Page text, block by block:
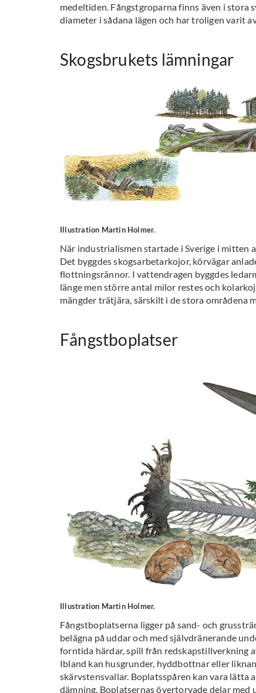
medeltiden. Fångstgroparna finns även i stora
diameter i sådana lägen och har troligen varit
Skogsbrukets lämningar
Illustration Martin Holmer.
När industrialismen startade i Sverige i
Det byggdes skogsarbetarkojor, körvägar
flottningsrännor. I vattendragen byggdes
länge men större antal milor restes och
mängder trätjära, särskilt i de stora områdena
Fångstboplatser
Illustration Martin Holmer.
Fångstboplatserna ligger på sand- och
belägna på uddar och med självdränerande
forntida härdar, spill från redskapstillverkning
Ibland kan husgrunder, hyddbottnar eller
skärvstensvallar. Boplatsspåren kan vara lätta
dämning. Boplatsernas övertorvade delar